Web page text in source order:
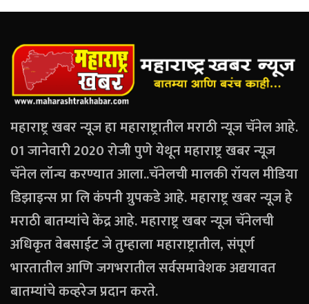
महाराष्ट्र खबर न्यूज हा महाराष्ट्रातील मराठी न्यूज चॅनेल आहे.
01 जानेवारी 2020 रोजी पुणे येथून महाराष्ट्र खबर न्यूज
चॅनेल लॉन्च करण्यात आला..चॅनेलची मालकी रॉयल मीडिया
डिझाइन्स प्रा लि कंपनी ग्रुपकडे आहे. महाराष्ट्र खबर न्यूज हे
मराठी बातम्यांचे केंद्र आहे. महाराष्ट्र खबर न्यूज चॅनेलची
अधिकृत वेबसाईट जे तुम्हाला महाराष्ट्रातील, संपूर्ण
भारतातील आणि जगभरातील सर्वसमावेशक अद्ययावत
बातम्यांचे कव्हरेज प्रदान करते.